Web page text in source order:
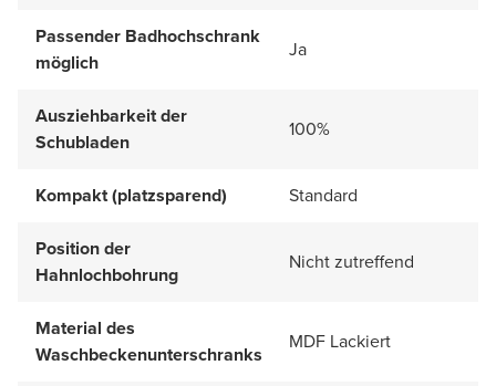
Passender Badhochschrank
möglich
Ja
Ausziehbarkeit der
Schubladen
100%
Kompakt (platzsparend) Standard
Position der
Hahnlochbohrung
Nicht zutreffend
Material des
Waschbeckenunterschranks
MDF Lackiert